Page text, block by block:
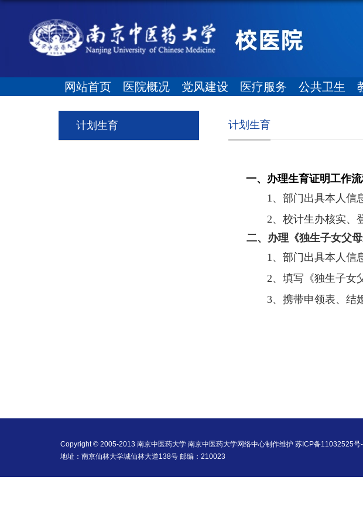
网站首页 医院概况 党风建设 医疗服务 公共卫生
计划生育 计划生育
一、办理生育证明工作
1、部门出具本人信
2、校计生办核实、
二、办理《独生子女父
1、部门出具本人信
2、填写《独生子女
3、携带申领表、结
Copyright © 2005-2013 南京中医药大学 南京中医药大学网络中心制作维护 苏ICP备11032525号
地址：南京仙林大学城仙林大道138号 邮编：210023